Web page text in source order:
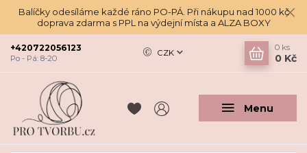
Balíčky odesíláme každé ráno PO-PÁ. Při nákupu nad 1000 kč
doprava zdarma s PPL na výdejní místa a ALZA BOXY
Menu
CZK
+420722056123
Po - Pá: 8-20
0 ks
0 Kč